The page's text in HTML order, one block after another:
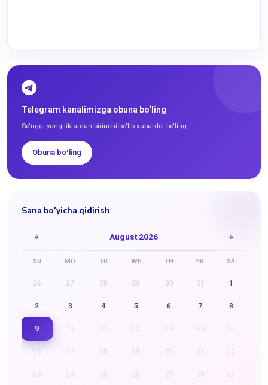
Telegram kanalimizga obuna bo‘ling
So‘nggi yangiliklardan birinchi bo‘lib xabardor bo‘ling
Obuna boʻling
Sana bo'yicha qidirish
« August 2026 »
SU MO TU WE TH FR SA
26 27 28 29 30 31 1
2 3 4 5 6 7 8
9 15
16 21 22
27 28 29